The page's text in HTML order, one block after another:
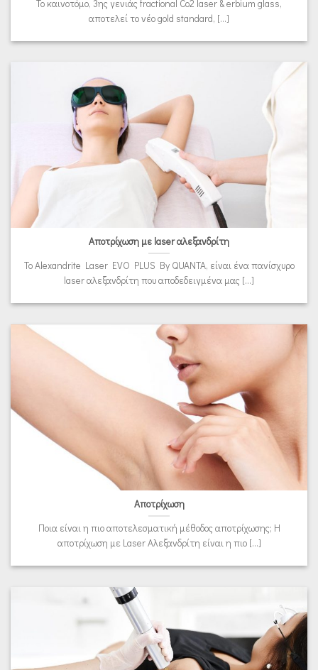
Το καινοτόμο, 3ης γενιάς fractional Co2 laser & erbium glass,
αποτελεί το νέο gold standard, [...]
Αποτρίχωση με laser αλεξανδρίτη
Το Alexandrite Laser EVO PLUS By QUANTA, είναι ένα πανίσχυρο
laser αλεξανδρίτη που αποδεδειγμένα μας [...]
Αποτρίχωση
Ποια είναι η πιο αποτελεσματική μέθοδος αποτρίχωσης; Η
αποτρίχωση με Laser Αλεξανδρίτη είναι η πιο [...]